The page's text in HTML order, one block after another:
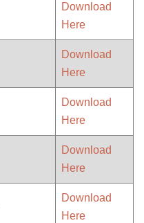
Download
Here
Download
Here
Download
Here
Download
Here
Download
Here